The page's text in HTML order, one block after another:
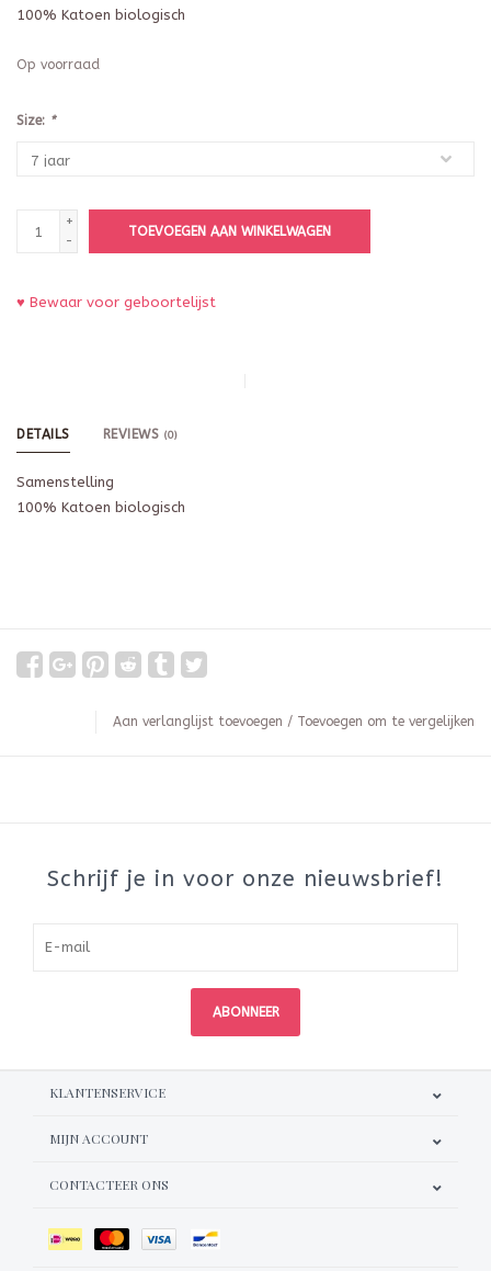
100% Katoen biologisch
Op voorraad
Size: *
+
-
TOEVOEGEN AAN WINKELWAGEN
♥ Bewaar voor geboortelijst
DETAILS REVIEWS (0)
Samenstelling
100% Katoen biologisch
Aan verlanglijst toevoegen / Toevoegen om te vergelijken
Schrijf je in voor onze nieuwsbrief!
ABONNEER
KLANTENSERVICE
MIJN ACCOUNT
CONTACTEER ONS